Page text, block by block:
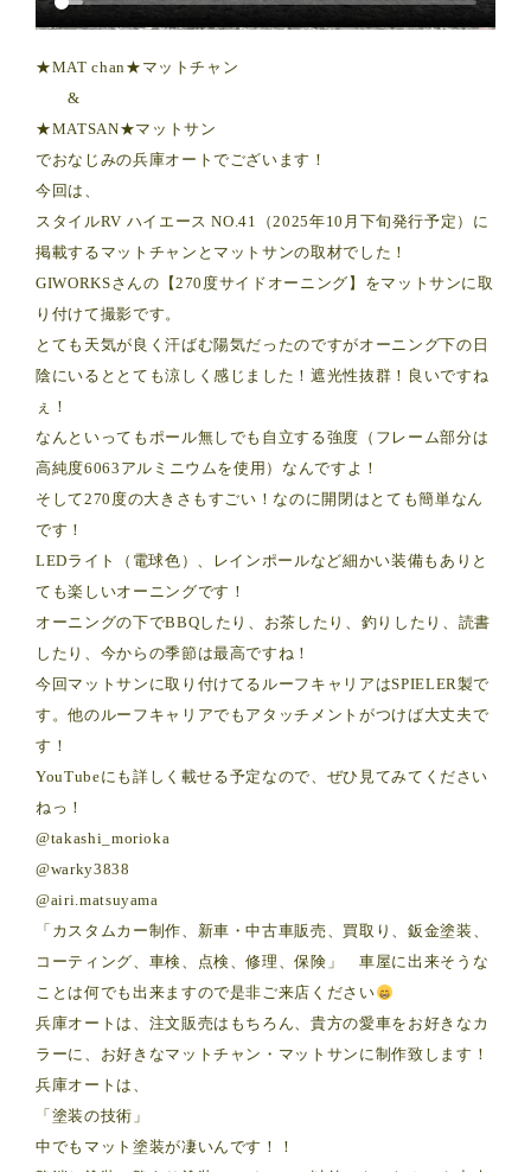
★MAT chan★マットチャン
&
★MATSAN★マットサン
でおなじみの兵庫オートでございます！
今回は、
スタイルRV ハイエース NO.41（2025年10月下旬発行予定）に
掲載するマットチャンとマットサンの取材でした！
GIWORKSさんの【270度サイドオーニング】をマットサンに取
り付けて撮影です。
とても天気が良く汗ばむ陽気だったのですがオーニング下の日
陰にいるととても涼しく感じました！遮光性抜群！良いですね
ぇ！
なんといってもポール無しでも自立する強度（フレーム部分は
高純度6063アルミニウムを使用）なんですよ！
そして270度の大きさもすごい！なのに開閉はとても簡単なん
です！
LEDライト（電球色）、レインポールなど細かい装備もありと
ても楽しいオーニングです！
オーニングの下でBBQしたり、お茶したり、釣りしたり、読書
したり、今からの季節は最高ですね！
今回マットサンに取り付けてるルーフキャリアはSPIELER製で
す。他のルーフキャリアでもアタッチメントがつけば大丈夫で
す！
YouTubeにも詳しく載せる予定なので、ぜひ見てみてください
ねっ！
@takashi_morioka
@warky3838
@airi.matsuyama
「カスタムカー制作、新車・中古車販売、買取り、鈑金塗装、
コーティング、車検、点検、修理、保険」 車屋に出来そうな
ことは何でも出来ますので是非ご来店ください
兵庫オートは、注文販売はもちろん、貴方の愛車をお好きなカ
ラーに、お好きなマットチャン・マットサンに制作致します！
兵庫オートは、
「塗装の技術」
中でもマット塗装が凄いんです！！